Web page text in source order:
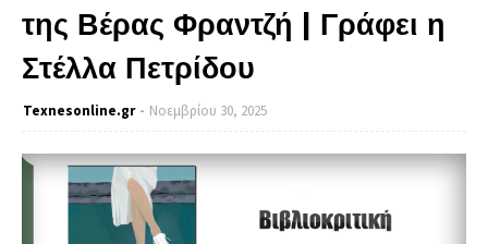
της Βέρας Φραντζή | Γράφει η
Στέλλα Πετρίδου
Texnesοnline.gr Νοεμβρίου 30, 2025